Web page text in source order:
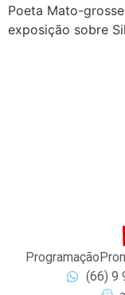
Poeta Mato-
exposição sobre
Programação
(66) 9